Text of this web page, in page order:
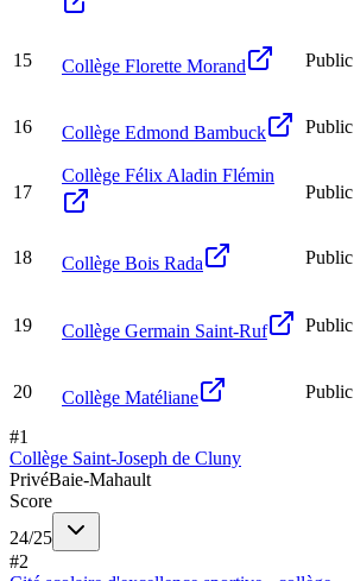
15 Collège Florette Morand Public
16 Collège Edmond Bambuck Public
17
Collège Félix Aladin Flémin
Public
18 Collège Bois Rada Public
19 Collège Germain Saint-Ruf Public
20 Collège Matéliane Public
#1
Collège Saint-Joseph de Cluny
PrivéBaie-Mahault
Score
24/25
#2